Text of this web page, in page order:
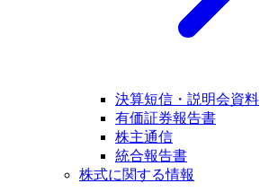
決算短信・説明会資料
有価証券報告書
株主通信
統合報告書
株式に関する情報